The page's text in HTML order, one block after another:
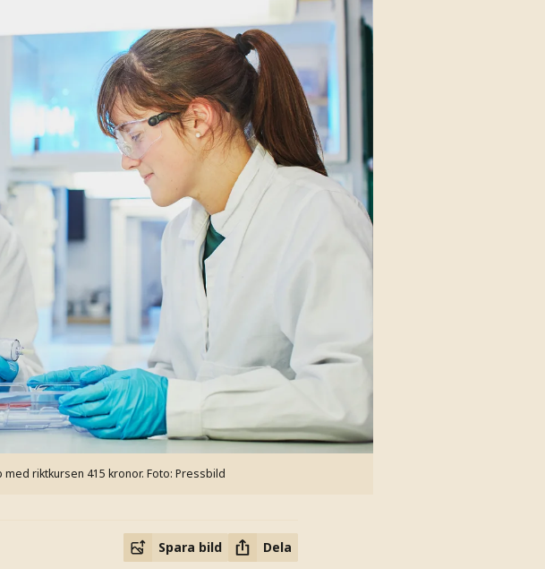
riktkursen 415 kronor. Foto: Pressbild
Spara bild Dela